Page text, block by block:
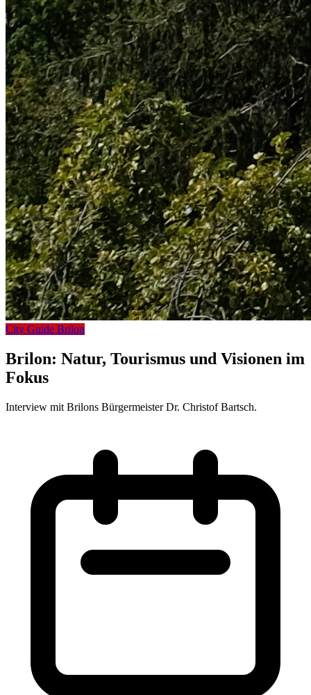
City Guide Brilon
Brilon: Natur, Tourismus und Visionen im
Fokus
Interview mit Brilons Bürgermeister Dr. Christof Bartsch.